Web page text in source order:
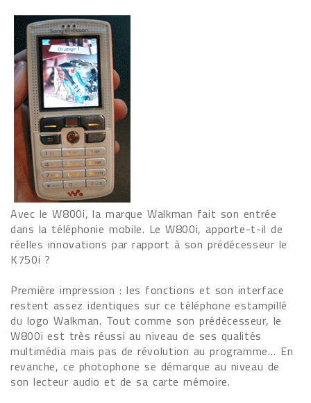
Avec le W800i, la marque Walkman fait son entrée
dans la téléphonie mobile. Le W800i, apporte-t-il de
réelles innovations par rapport à son prédécesseur le
K750i ?
Première impression : les fonctions et son interface
restent assez identiques sur ce téléphone estampillé
du logo Walkman. Tout comme son prédécesseur, le
W800i est très réussi au niveau de ses qualités
multimédia mais pas de révolution au programme… En
revanche, ce photophone se démarque au niveau de
son lecteur audio et de sa carte mémoire.